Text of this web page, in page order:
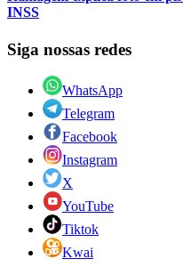
INSS
Siga nossas redes
WhatsApp
Telegram
Facebook
Instagram
X
YouTube
Tiktok
Kwai